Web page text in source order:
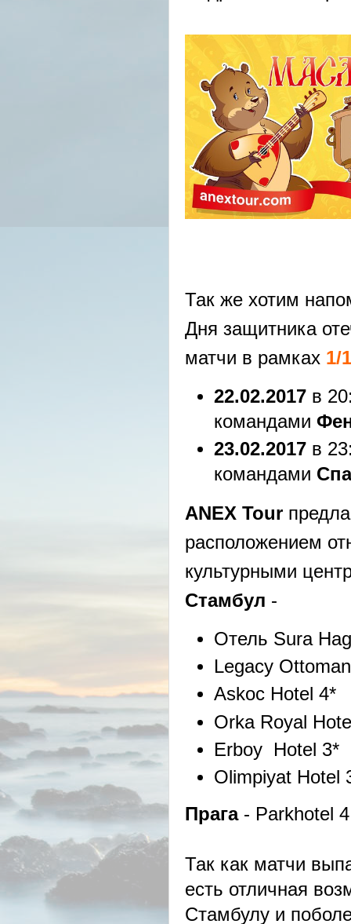
Так же хотим
Дня защитника
матчи в рамках 1/
22.02.2017 в
командами
23.02.2017 в
командами
ANEX Tour
расположением
культурными
Стамбул -
Отель Sura
Legacy
Askoc Hotel 4*
Orka Royal
Erboy Hotel 3*
Olimpiyat Hotel
Прага- Parkhotel
Так как матчи
есть отличная
Стамбулу и